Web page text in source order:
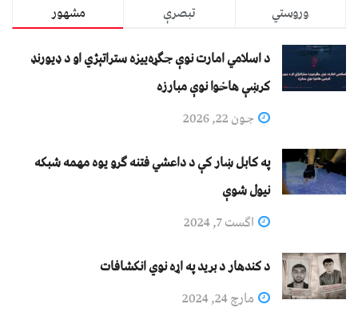
مشهور تبصرې
وروستي
د اسلامي امارت نوې جګړه‌ییزه ستراتېژي او د ډیورنډ
کرښې هاخوا نوې مبارزه
جون 22, 2026
په کابل ښار کې د داعشي فتنه ګرو يوه مهمه شبکه
نيول شوې
اگست 7, 2024
د کندهار د برید په اړه نوي انکشافات
مارچ 24, 2024